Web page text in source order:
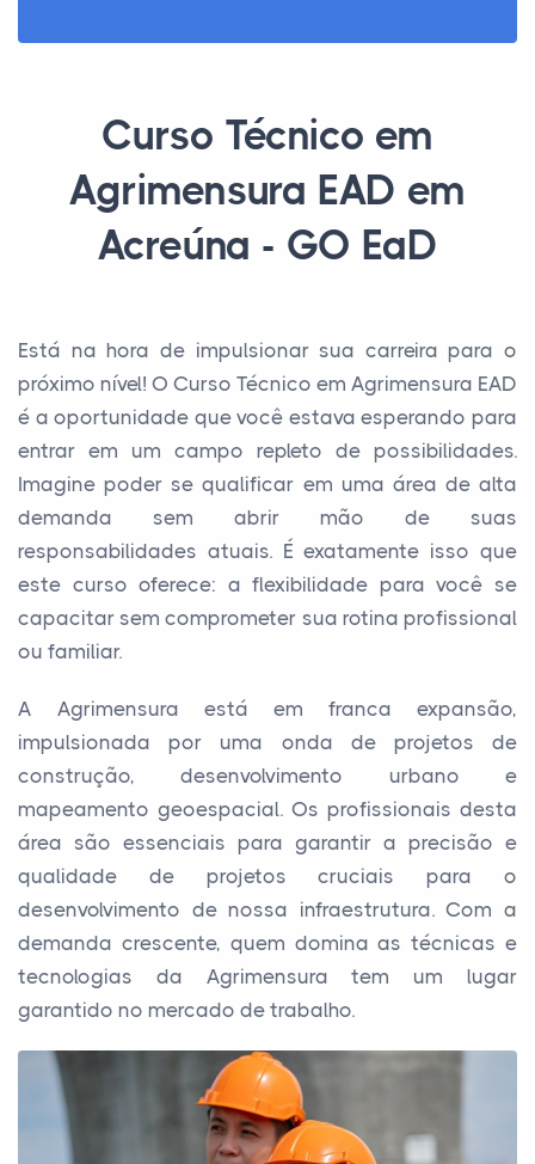
Curso Técnico em
Agrimensura EAD em
Acreúna - GO EaD
Está na hora de impulsionar sua carreira para o
próximo nível! O Curso Técnico em Agrimensura EAD
é a oportunidade que você estava esperando para
entrar em um campo repleto de possibilidades.
Imagine poder se qualificar em uma área de alta
demanda sem abrir mão de suas
responsabilidades atuais. É exatamente isso que
este curso oferece: a flexibilidade para você se
capacitar sem comprometer sua rotina profissional
ou familiar.
A Agrimensura está em franca expansão,
impulsionada por uma onda de projetos de
construção, desenvolvimento urbano e
mapeamento geoespacial. Os profissionais desta
área são essenciais para garantir a precisão e
qualidade de projetos cruciais para o
desenvolvimento de nossa infraestrutura. Com a
demanda crescente, quem domina as técnicas e
tecnologias da Agrimensura tem um lugar
garantido no mercado de trabalho.